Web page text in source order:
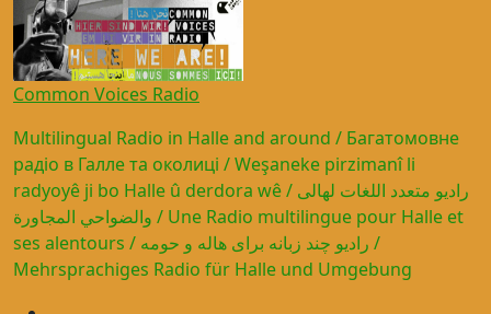
Common Voices Radio
Multilingual Radio in Halle and around / Багатомовне
радіо в Галле та околиці / Weşaneke pirzimanî li
radyoyê ji bo Halle û derdora wê / راديو متعدد اللغات لهالى
والضواحي المجاورة / Une Radio multilingue pour Halle et
ses alentours / رادیو چند زبانه برای هاله و حومه /
Mehrsprachiges Radio für Halle und Umgebung